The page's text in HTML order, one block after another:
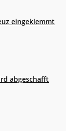
eingeklemmt
abgeschafft